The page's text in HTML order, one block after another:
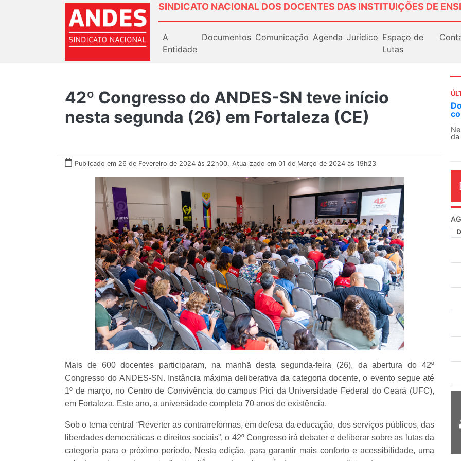
SINDICATO NACIONAL DOS DOCENTES DAS INSTITUIÇÕES DE
A
Entidade
Documentos Comunicação Agenda Jurídico Espaço de
Lutas
42º Congresso do ANDES-SN teve início
nesta segunda (26) em Fortaleza (CE)
Publicado em 26 de Fevereiro de 2024 às 22h00. Atualizado em 01 de Março de 2024 às 19h23
Mais de 600 docentes participaram, na manhã desta segunda-feira (26), da abertura do 42º
Congresso do ANDES-SN. Instância máxima deliberativa da categoria docente, o evento segue até
1º de março, no Centro de Convivência do campus Pici da Universidade Federal do Ceará (UFC),
em Fortaleza. Este ano, a universidade completa 70 anos de existência.
Sob o tema central “Reverter as contrarreformas, em defesa da educação, dos serviços públicos, das
liberdades democráticas e direitos sociais”, o 42º Congresso irá debater e deliberar sobre as lutas da
categoria para o próximo período. Nesta edição, para garantir mais conforto e acessibilidade, uma
O